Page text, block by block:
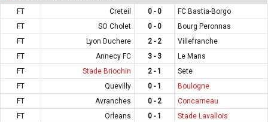
FT
Creteil 0 - 0
FC Bastia-Borgo
FT
SO Cholet 0 - 0
Bourg Peronnas
FT
Lyon Duchere 2 - 2
Villefranche
FT
Annecy FC 3 - 3
Le Mans
FT
Stade Briochin 2 - 1
Sete
FT
Quevilly 0 - 1
Boulogne
FT
Avranches 0 - 2
Concarneau
FT
Orleans 0 - 1
Stade Lavallois